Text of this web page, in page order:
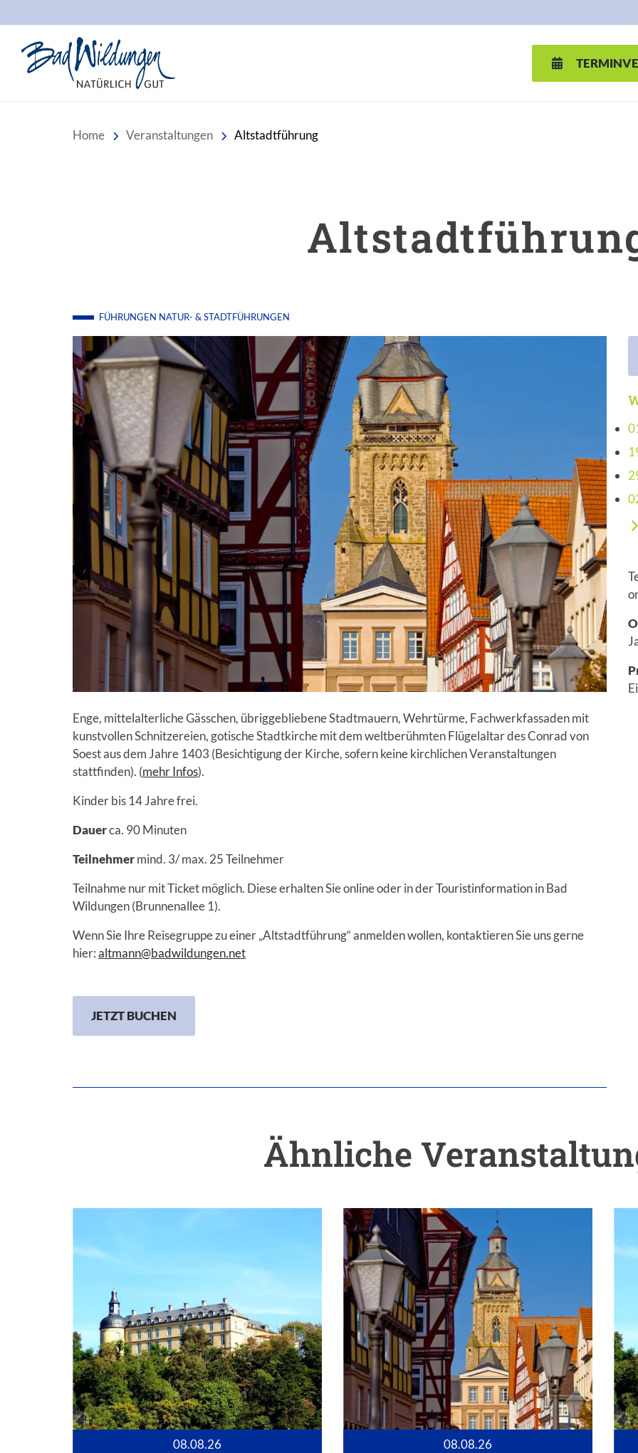
Home Veranstaltungen Altstadtführung
FÜHRUNGEN NATUR- & STADTFÜHRUNGEN
Enge, mittelalterliche Gässchen, übriggebliebene Stadtmauern, Wehrtürme, Fachwerkfassaden mit
kunstvollen Schnitzereien, gotische Stadtkirche mit dem weltberühmten Flügelaltar des Conrad von
Soest aus dem Jahre 1403 (Besichtigung der Kirche, sofern keine kirchlichen Veranstaltungen
stattfinden). (mehr Infos).
Kinder bis 14 Jahre frei.
Dauerca. 90 Minuten
Teilnehmermind. 3/ max. 25 Teilnehmer
Teilnahme nur mit Ticket möglich. Diese erhalten Sie online oder in der Touristinformation in Bad
Wildungen (Brunnenallee 1).
Wenn Sie Ihre Reisegruppe zu einer „Altstadtführung“ anmelden wollen, kontaktieren Sie uns gerne
hier:altmann@badwildungen.net
JETZT BUCHEN
Ähnliche
08.08.26 08.08.26